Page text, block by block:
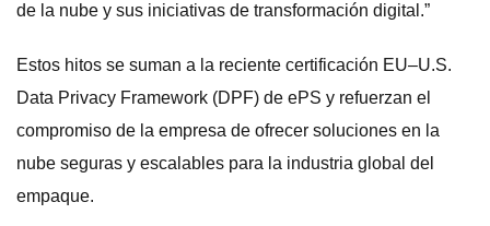
de la nube y sus iniciativas de transformación digital.”
Estos hitos se suman a la reciente certificación EU–U.S.
Data Privacy Framework (DPF) de ePS y refuerzan el
compromiso de la empresa de ofrecer soluciones en la
nube seguras y escalables para la industria global del
empaque.